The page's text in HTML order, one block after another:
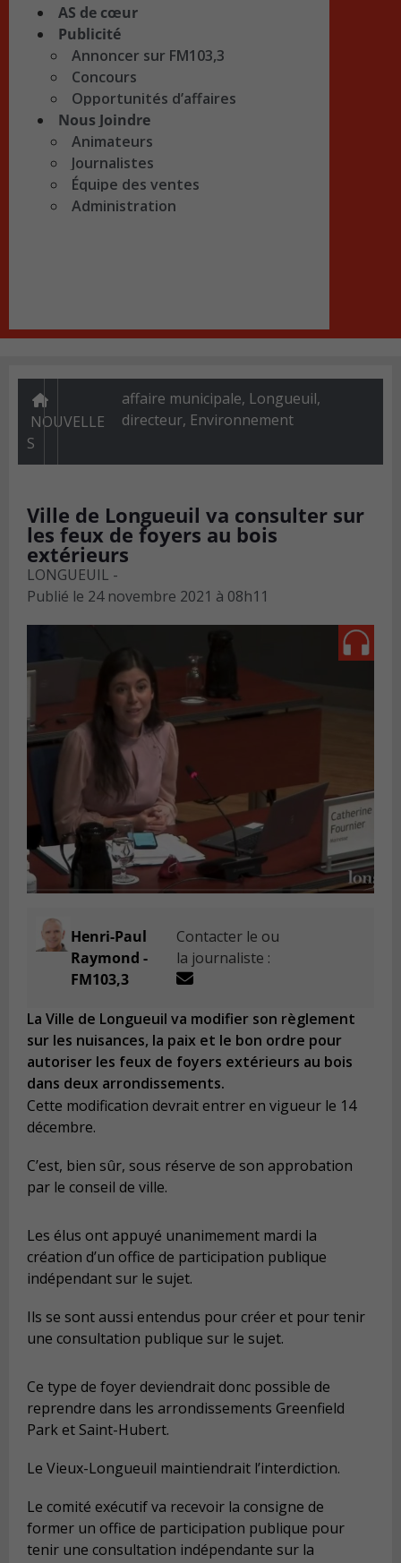
AS de cœur
Publicité
Annoncer sur FM103,3
Concours
Opportunités d’affaires
Nous Joindre
Animateurs
Journalistes
Équipe des ventes
Administration
NOUVELLE
S
affaire municipale, Longueuil,
directeur, Environnement
Ville de Longueuil va consulter sur
les feux de foyers au bois
extérieurs
LONGUEUIL -
Publié le 24 novembre 2021 à 08h11
Henri-Paul
Raymond -
FM103,3
Contacter le ou
la journaliste :
La Ville de Longueuil va modifier son règlement
sur les nuisances, la paix et le bon ordre pour
autoriser les feux de foyers extérieurs au bois
dans deux arrondissements.
Cette modification devrait entrer en vigueur le 14
décembre.
C’est, bien sûr, sous réserve de son approbation
par le conseil de ville.
Les élus ont appuyé unanimement mardi la
création d’un office de participation publique
indépendant sur le sujet.
Ils se sont aussi entendus pour créer et pour tenir
une consultation publique sur le sujet.
Ce type de foyer deviendrait donc possible de
reprendre dans les arrondissements Greenfield
Park et Saint-Hubert.
Le Vieux-Longueuil maintiendrait l’interdiction.
Le comité exécutif va recevoir la consigne de
former un office de participation publique pour
tenir une consultation indépendante sur la